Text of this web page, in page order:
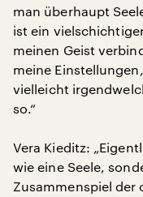
man überhaupt
ist ein
meinen Geist
meine
vielleicht
so.“
Vera Kieditz:
wie eine Seele,
Zusammenspiel der